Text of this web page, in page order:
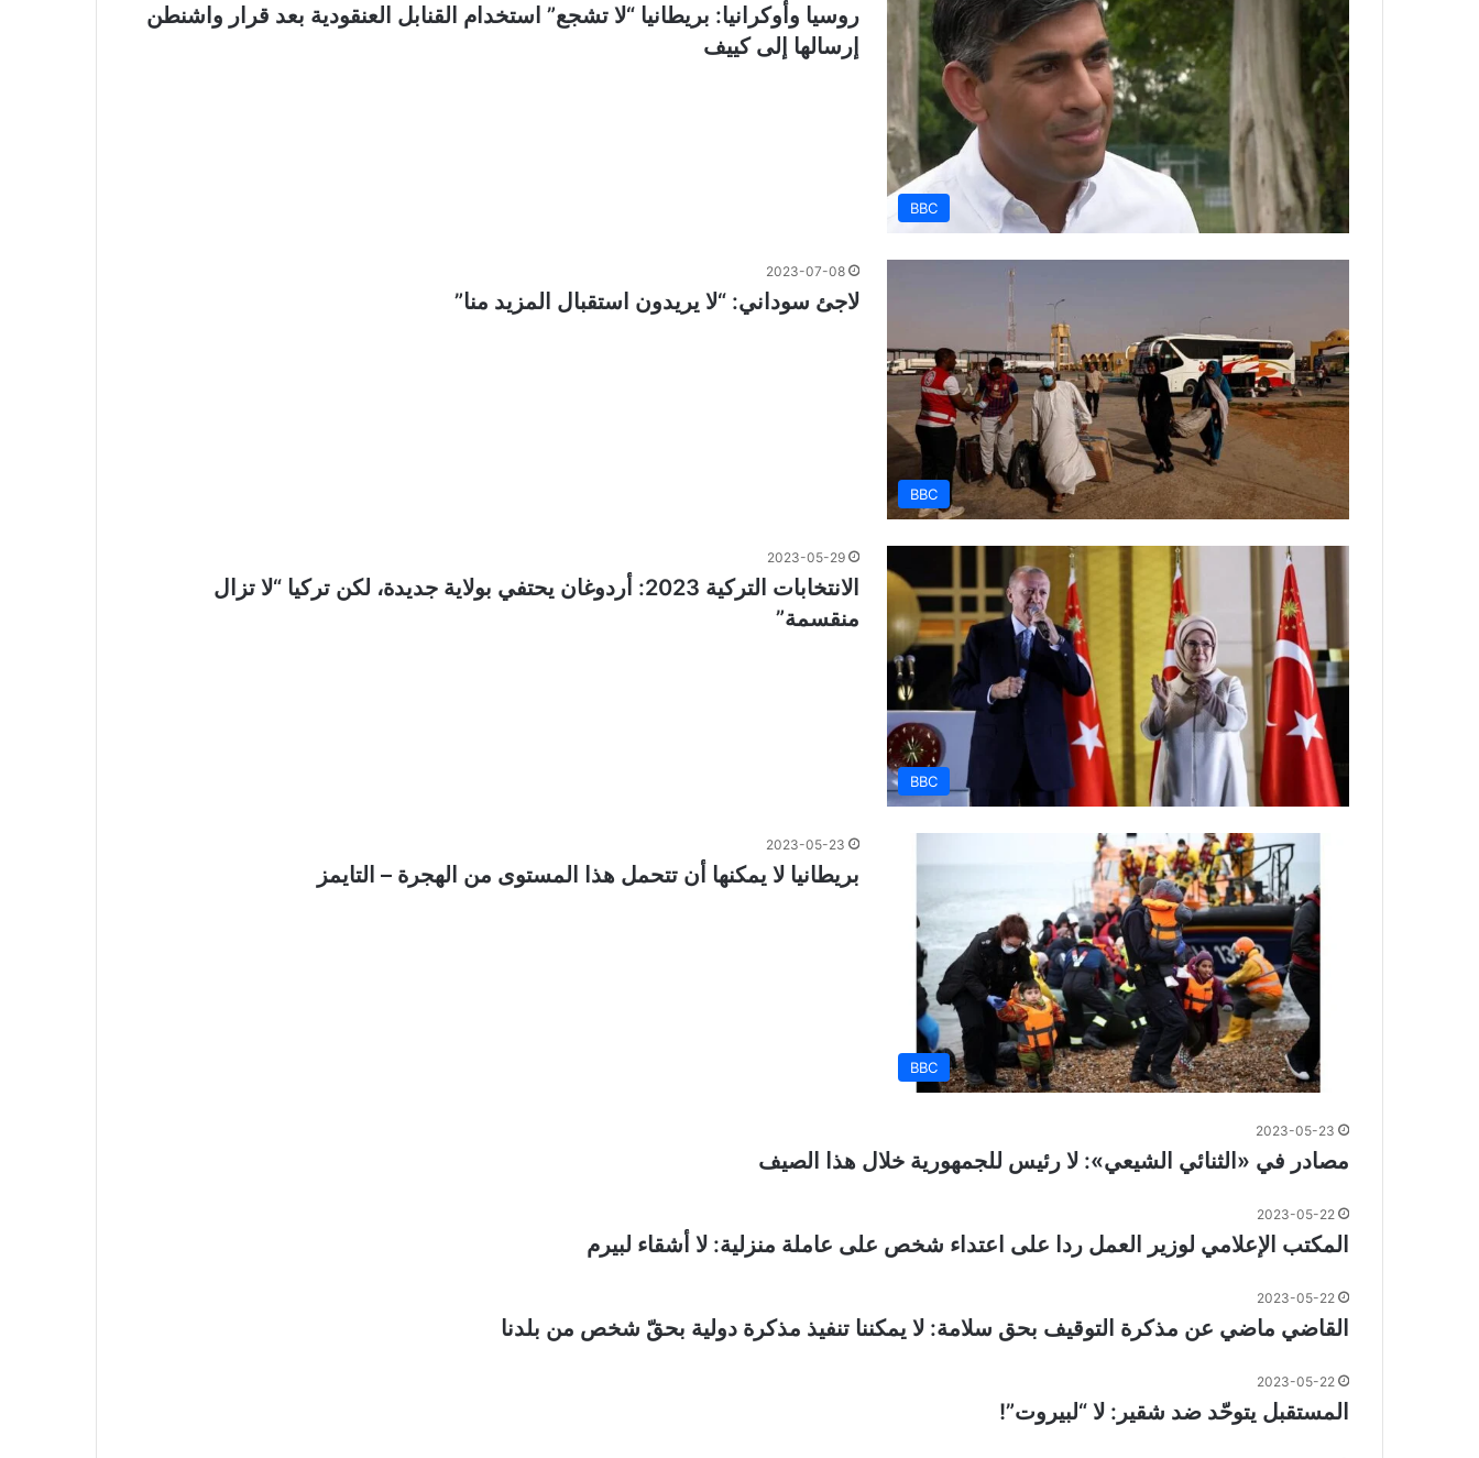
BBC
روسيا وأوكرانيا: بريطانيا “لا تشجع” استخدام القنابل العنقودية بعد قرار واشنطن
إرسالها إلى كييف
BBC
2023-07-08
لاجئ سوداني: “لا يريدون استقبال المزيد منا”
BBC
2023-05-29
الانتخابات التركية 2023: أردوغان يحتفي بولاية جديدة، لكن تركيا “لا تزال
منقسمة”
BBC
2023-05-23
بريطانيا لا يمكنها أن تتحمل هذا المستوى من الهجرة – التايمز
2023-05-23
مصادر في «الثنائي الشيعي»: لا رئيس للجمهورية خلال هذا الصيف
2023-05-22
المكتب الإعلامي لوزير العمل ردا على اعتداء شخص على عاملة منزلية: لا أشقاء لبيرم
2023-05-22
القاضي ماضي عن مذكرة التوقيف بحق سلامة: لا يمكننا تنفيذ مذكرة دولية بحقّ شخص من بلدنا
2023-05-22
المستقبل يتوحّد ضد شقير: لا “لبيروت”!